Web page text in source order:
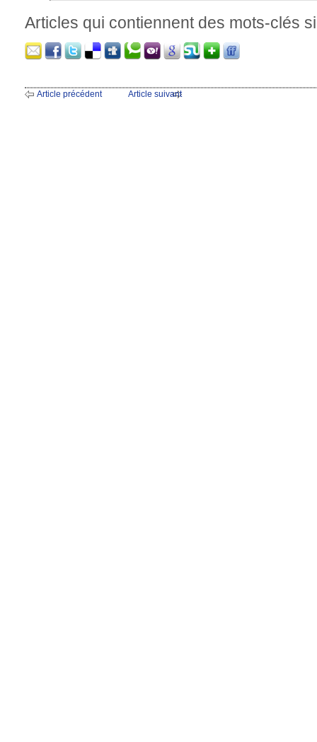
Articles qui contiennent des mots-clés
Article précédent Article suivant